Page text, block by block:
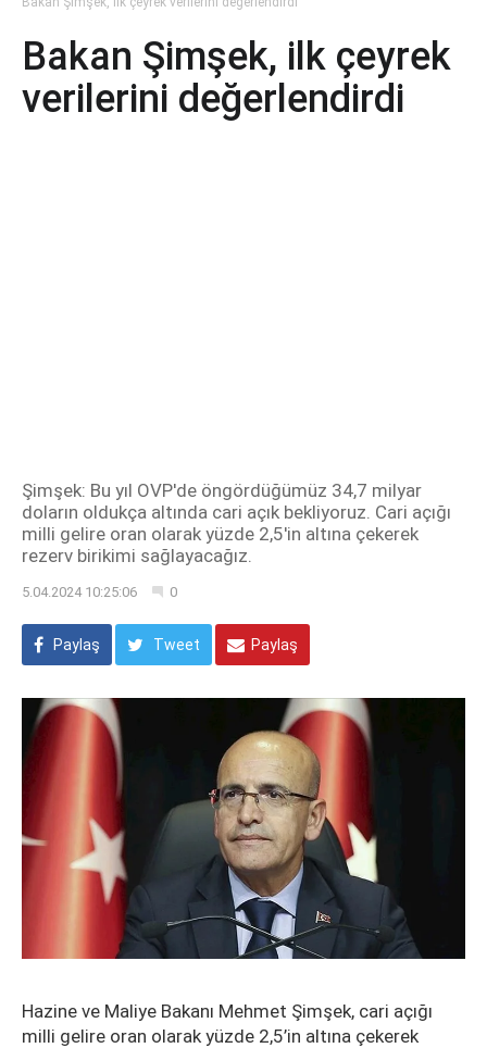
Bakan Şimşek, ilk çeyrek
verilerini değerlendirdi
Şimşek: Bu yıl OVP'de öngördüğümüz 34,7 milyar
doların oldukça altında cari açık bekliyoruz. Cari açığı
milli gelire oran olarak yüzde 2,5'in altına çekerek
rezerv birikimi sağlayacağız.
5.04.2024 10:25:06 0
Paylaş Tweet Paylaş
Hazine ve Maliye Bakanı Mehmet Şimşek, cari açığı
milli gelire oran olarak yüzde 2,5’in altına çekerek